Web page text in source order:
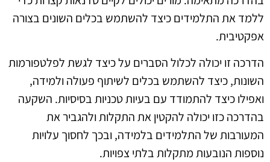
ללמד את התלמידים כיצד להשתמש בכלים השונים בצורה
אפקטיבית.
הדרכה זו יכולה לכלול הסברים על כיצד לגשת לפלטפורמות
השונות, כיצד להשתמש בכלים לשיתוף פעולה ולמידה,
ואפילו כיצד להתמודד עם בעיות טכניות בסיסיות. השקעה
בהדרכה כזו יכולה להקטין את התקלות ולהגביר את
המעורבות של התלמידים בלמידה, ובכך לחסוך עלויות
נוספות הנובעות מתקלות בלתי צפויות.